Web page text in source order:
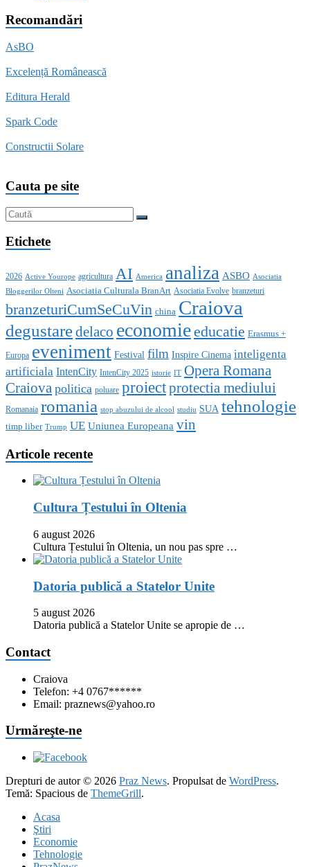
Recomandări
AsBO
Excelență Românească
Editura Herald
Spark Code
Constructii Solare
Cauta pe site
Etichete
2026 Active Yourope agricultura AI America analiza ASBO Asociatia
Bloggerilor Olteni Asociatia Culturala BranArt Asociatia Evolve branzeturi
branzeturiCumSeCuVin china Craiova
degustaredelaco economieeducatie Erasmus +
Europa eveniment Festival film Inspire Cinema inteligenta
artificiala IntenCity IntenCity 2025 istorie IT Opera Romana
Craiova politica poluare proiectprotectia mediului
Romanaia romania stop abuzului de alcool studiu SUA tehnologie
timp liber Trump UE Uniunea Europeana vin
Articole recente
Cultura Țestului în Oltenia
6 august 2026
Cultura Țestului în Oltenia, un nou pas spre …
Datoria publică a Statelor Unite
5 august 2026
Datoria publică a Statelor Unite se apropie de …
Contact
Craiova
Telefon: +4 0767******
Email: praznews@yahoo.ro
Urmăreşte-ne
Drepturi de autor © 2026 Praz News. Propulsat de WordPress.
Temă: Spacious de ThemeGrill.
Acasa
Ştiri
Economie
Tehnologie